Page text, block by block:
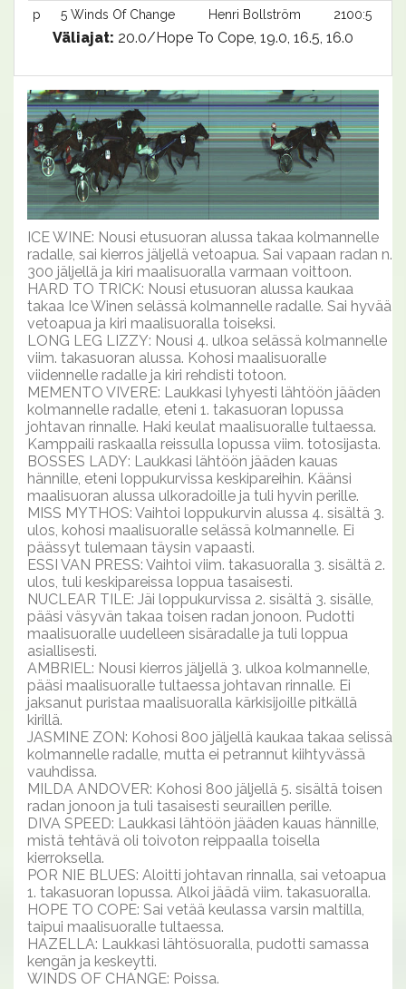
p
5 Winds Of Change Henri Bollström 2100:5
Väliajat: 20.0/Hope To Cope, 19.0, 16.5, 16.0
ICE WINE: Nousi etusuoran alussa takaa kolmannelle
radalle, sai kierros jäljellä vetoapua. Sai vapaan radan n.
300 jäljellä ja kiri maalisuoralla varmaan voittoon.
HARD TO TRICK: Nousi etusuoran alussa kaukaa
takaa Ice Winen selässä kolmannelle radalle. Sai hyvää
vetoapua ja kiri maalisuoralla toiseksi.
LONG LEG LIZZY: Nousi 4. ulkoa selässä kolmannelle
viim. takasuoran alussa. Kohosi maalisuoralle
viidennelle radalle ja kiri rehdisti totoon.
MEMENTO VIVERE: Laukkasi lyhyesti lähtöön jääden
kolmannelle radalle, eteni 1. takasuoran lopussa
johtavan rinnalle. Haki keulat maalisuoralle tultaessa.
Kamppaili raskaalla reissulla lopussa viim. totosijasta.
BOSSES LADY: Laukkasi lähtöön jääden kauas
hännille, eteni loppukurvissa keskipareihin. Käänsi
maalisuoran alussa ulkoradoille ja tuli hyvin perille.
MISS MYTHOS: Vaihtoi loppukurvin alussa 4. sisältä 3.
ulos, kohosi maalisuoralle selässä kolmannelle. Ei
päässyt tulemaan täysin vapaasti.
ESSI VAN PRESS: Vaihtoi viim. takasuoralla 3. sisältä 2.
ulos, tuli keskipareissa loppua tasaisesti.
NUCLEAR TILE: Jäi loppukurvissa 2. sisältä 3. sisälle,
pääsi väsyvän takaa toisen radan jonoon. Pudotti
maalisuoralle uudelleen sisäradalle ja tuli loppua
asiallisesti.
AMBRIEL: Nousi kierros jäljellä 3. ulkoa kolmannelle,
pääsi maalisuoralle tultaessa johtavan rinnalle. Ei
jaksanut puristaa maalisuoralla kärkisijoille pitkällä
kirillä.
JASMINE ZON: Kohosi 800 jäljellä kaukaa takaa selissä
kolmannelle radalle, mutta ei petrannut kiihtyvässä
vauhdissa.
MILDA ANDOVER: Kohosi 800 jäljellä 5. sisältä toisen
radan jonoon ja tuli tasaisesti seuraillen perille.
DIVA SPEED: Laukkasi lähtöön jääden kauas hännille,
mistä tehtävä oli toivoton reippaalla toisella
kierroksella.
POR NIE BLUES: Aloitti johtavan rinnalla, sai vetoapua
1. takasuoran lopussa. Alkoi jäädä viim. takasuoralla.
HOPE TO COPE: Sai vetää keulassa varsin maltilla,
taipui maalisuoralle tultaessa.
HAZELLA: Laukkasi lähtösuoralla, pudotti samassa
kengän ja keskeytti.
WINDS OF CHANGE: Poissa.